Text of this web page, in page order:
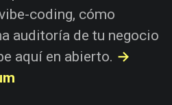
coding, cómo
auditoría de tu negocio
aquí en abierto. →